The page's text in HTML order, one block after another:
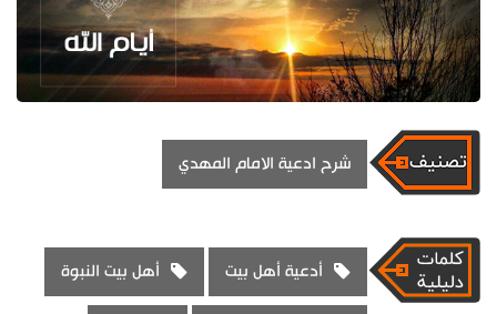
شرح ادعية الامام المهدي
أدعية أهل بيت أهل بيت النبوة